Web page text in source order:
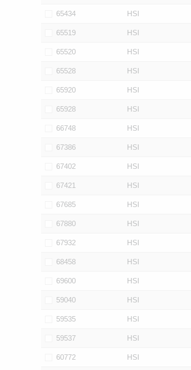
65434 HSI
65519 HSI
65520 HSI
65528 HSI
65920 HSI
65928 HSI
66748 HSI
67386 HSI
67402 HSI
67421 HSI
67685 HSI
67880 HSI
67932 HSI
68458 HSI
69600 HSI
59040 HSI
59535 HSI
59537 HSI
60772 HSI